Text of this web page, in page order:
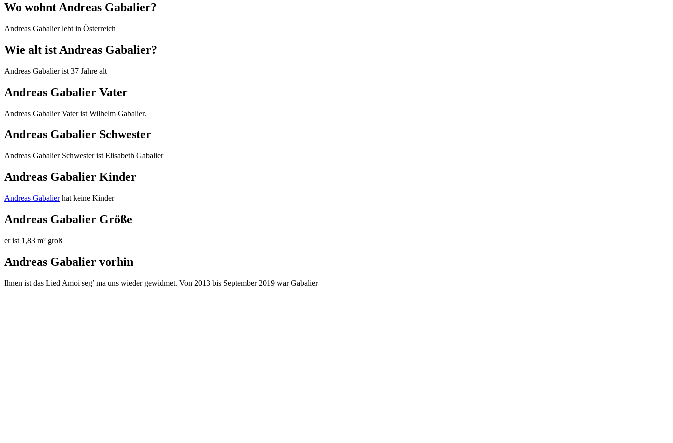
Wo wohnt Andreas Gabalier?
Andreas Gabalier lebt in Österreich
Wie alt ist Andreas Gabalier?
Andreas Gabalier ist 37 Jahre alt
Andreas Gabalier Vater
Andreas Gabalier Vater ist Wilhelm Gabalier.
Andreas Gabalier Schwester
Andreas Gabalier Schwester ist Elisabeth Gabalier
Andreas Gabalier Kinder
Andreas Gabalierhat keine Kinder
Andreas Gabalier Größe
er ist 1,83 m² groß
Andreas Gabalier vorhin
Ihnen ist das Lied Amoi seg’ ma uns wieder gewidmet. Von 2013 bis September 2019 war Gabalier